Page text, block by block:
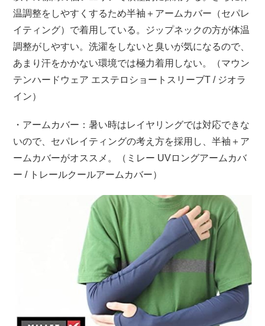
温調整をしやすくするため半袖＋アームカバー（セパレ
イティング）で着用している。ジップネックの方が体温
調整がしやすい。洗濯をしないと臭いが気になるので、
あまり汗をかかない環境では極力着用しない。（マウン
テンハードウェア エステロショートスリーブT / ジオラ
イン）
・アームカバー：暑い時はレイヤリングでは対応できな
いので、セパレイティングの考え方を採用し、半袖＋ア
ームカバーがオススメ。（ミレー UVロングアームカバ
ー / トレールクールアームカバー）